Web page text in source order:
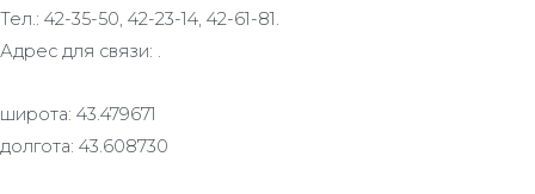
Тел.: 42-35-50, 42-23-14, 42-61-81.
Адрес для связи: .
широта: 43.479671
долгота: 43.608730